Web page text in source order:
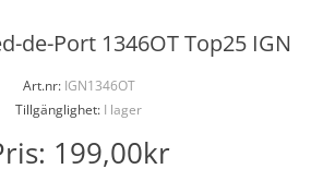
de-Port 1346OT Top25 IGN
Art.nr:IGN1346OT
Tillgänglighet: I lager
199,00kr